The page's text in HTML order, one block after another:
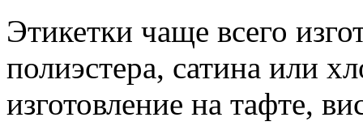
Этикетки чаще всего
полиэстера, сатина или
изготовление на тафте,